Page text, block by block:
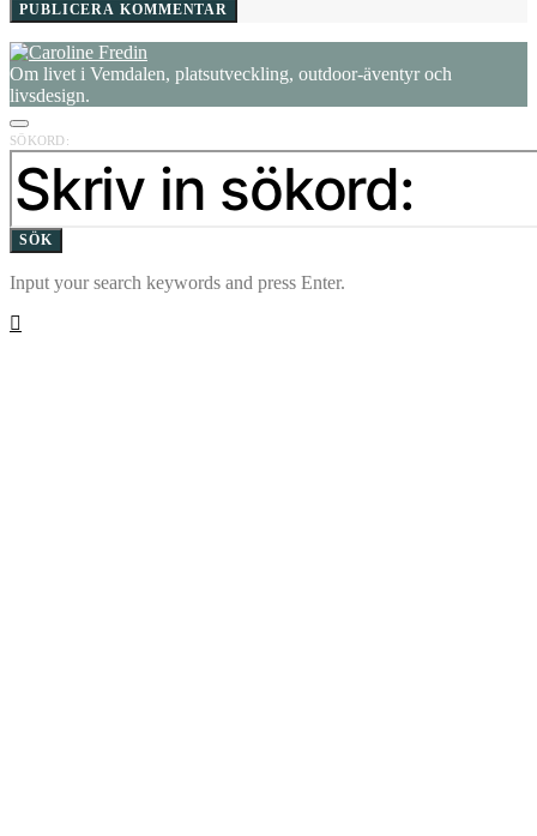
Om livet i Vemdalen, platsutveckling, outdoor-äventyr och
livsdesign.
SÖKORD:
SÖK
Input your search keywords and press Enter.